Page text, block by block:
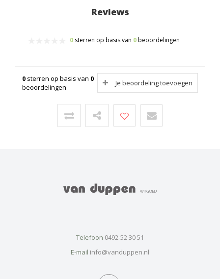
Reviews
0 sterren op basis van 0beoordelingen
0 sterren op basis van 0
beoordelingen
Je beoordeling toevoegen
Telefoon 0492-52 30 51
E-mail info@vanduppen.nl